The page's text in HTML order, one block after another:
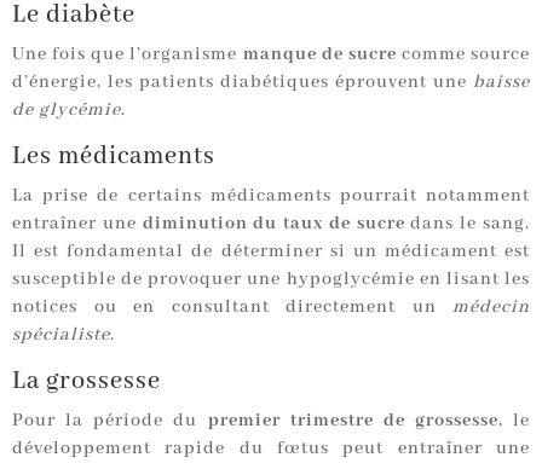
Le diabète
Une fois que l’organisme manque de sucre comme source
d’énergie, les patients diabétiques éprouvent une baisse
de glycémie.
Les médicaments
La prise de certains médicaments pourrait notamment
entraîner une diminution du taux de sucre dans le sang.
Il est fondamental de déterminer si un médicament est
susceptible de provoquer une hypoglycémie en lisant les
notices ou en consultant directement un médecin
spécialiste.
La grossesse
Pour la période du premier trimestre de grossesse, le
développement rapide du fœtus peut entraîner une